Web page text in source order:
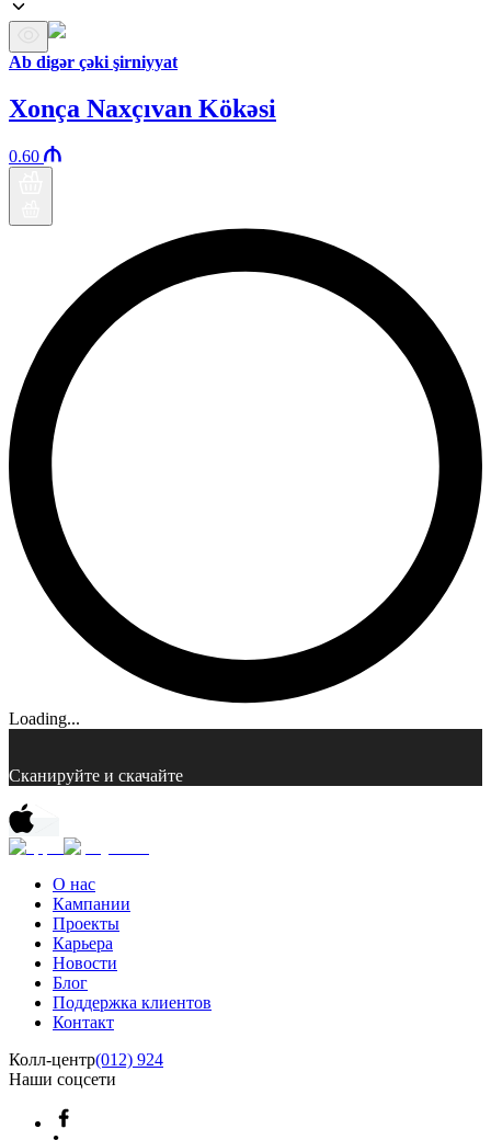
Ab digər çəki şirniyyat
Xonça Naxçıvan Kökəsi
0.60
Loading...
Сканируйте и скачайте
О нас
Кампании
Проекты
Карьера
Новости
Блог
Поддержка клиентов
Контакт
Колл-центр(012) 924
Наши соцсети